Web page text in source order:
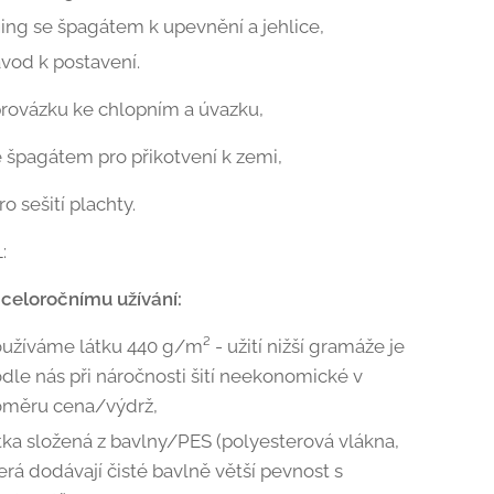
se špagátem k upevnění a jehlice,
k postavení.
ke chlopním a úvazku,
špagátem pro přikotvení k zemi,
sešití plachty.
užívání:
látku 440 g/m² - užití nižší gramáže je
nás při náročnosti šití neekonomické v
cena/výdrž,
složená z bavlny/PES (polyesterová vlákna,
dodávají čisté bavlně větší pevnost s